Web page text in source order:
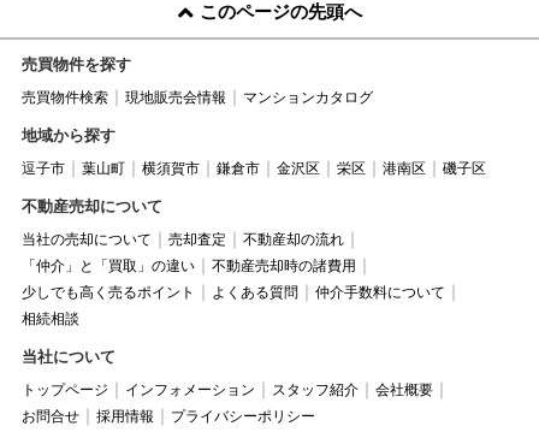
このページの先頭へ
売買物件を探す
売買物件検索 現地販売会情報 マンションカタログ
地域から探す
逗子市 葉山町 横須賀市 鎌倉市 金沢区 栄区 港南区 磯子区
不動産売却について
当社の売却について 売却査定
不動産却の流れ
「仲介」と「買取」の違い
不動産売却時の諸費用
少しでも高く売るポイント
よくある質問
仲介手数料について
相続相談
当社について
トップページ インフォメーション スタッフ紹介
会社概要
お問合せ
採用情報 プライバシーポリシー